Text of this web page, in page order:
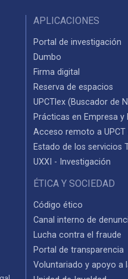
APLICACIONES
Portal de investigación
Dumbo
Firma digital
Reserva de espacios
UPCTlex (Buscador de
Prácticas en Empresa y
Acceso remoto a UPCT
Estado de los servicios
UXXI - Investigación
ÉTICA Y SOCIEDAD
Código ético
Canal interno de
Lucha contra el fraude
Portal de transparencia
Voluntariado y apoyo a